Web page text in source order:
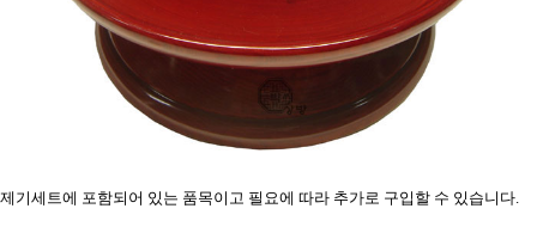
제기세트에 포함되어 있는 품목이고 필요에 따라 추가로 구입할 수 있습니다.